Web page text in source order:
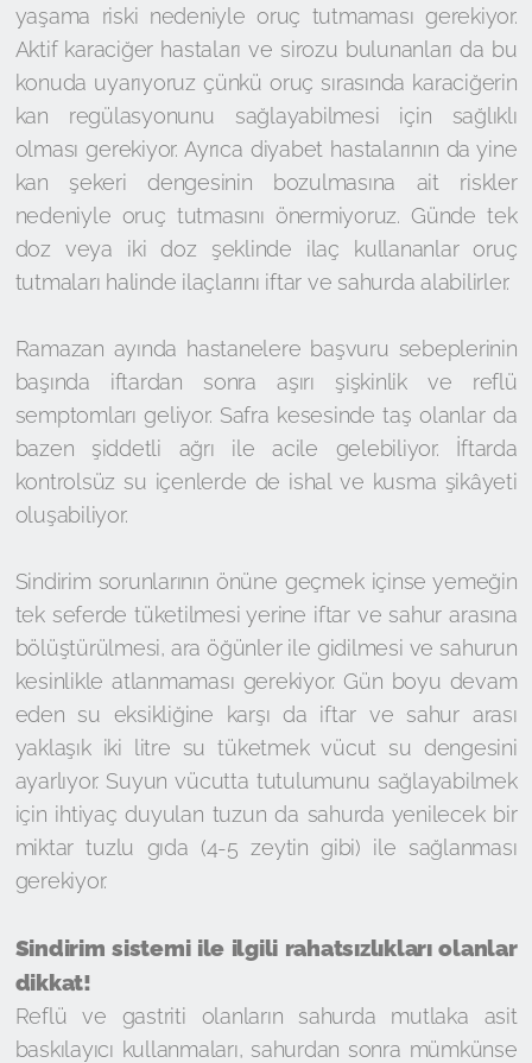
yaşama riski nedeniyle oruç tutmaması gerekiyor.
Aktif karaciğer hastaları ve sirozu bulunanları da bu
konuda uyarıyoruz çünkü oruç sırasında karaciğerin
kan regülasyonunu sağlayabilmesi için sağlıklı
olması gerekiyor. Ayrıca diyabet hastalarının da yine
kan şekeri dengesinin bozulmasına ait riskler
nedeniyle oruç tutmasını önermiyoruz. Günde tek
doz veya iki doz şeklinde ilaç kullananlar oruç
tutmaları halinde ilaçlarını iftar ve sahurda alabilirler.
Ramazan ayında hastanelere başvuru sebeplerinin
başında iftardan sonra aşırı şişkinlik ve reflü
semptomları geliyor. Safra kesesinde taş olanlar da
bazen şiddetli ağrı ile acile gelebiliyor. İftarda
kontrolsüz su içenlerde de ishal ve kusma şikâyeti
oluşabiliyor.
Sindirim sorunlarının önüne geçmek içinse yemeğin
tek seferde tüketilmesi yerine iftar ve sahur arasına
bölüştürülmesi, ara öğünler ile gidilmesi ve sahurun
kesinlikle atlanmaması gerekiyor. Gün boyu devam
eden su eksikliğine karşı da iftar ve sahur arası
yaklaşık iki litre su tüketmek vücut su dengesini
ayarlıyor. Suyun vücutta tutulumunu sağlayabilmek
için ihtiyaç duyulan tuzun da sahurda yenilecek bir
miktar tuzlu gıda (4-5 zeytin gibi) ile sağlanması
gerekiyor.
Sindirim sistemi ile ilgili rahatsızlıkları olanlar
dikkat!
Reflü ve gastriti olanların sahurda mutlaka asit
baskılayıcı kullanmaları, sahurdan sonra mümkünse